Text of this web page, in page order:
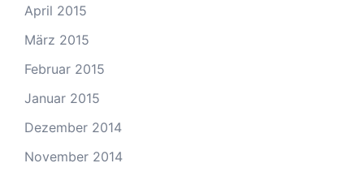
April 2015
März 2015
Februar 2015
Januar 2015
Dezember 2014
November 2014